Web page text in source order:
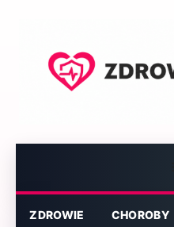
ZDROWIE CHOROBY